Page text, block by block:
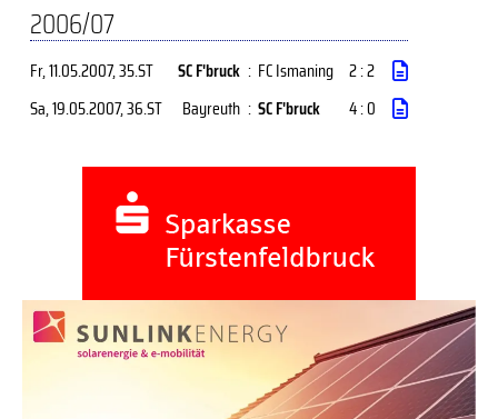
2006/07
Fr, 11.05.2007, 35.ST SC F'bruck : FC Ismaning 2 : 2
Sa, 19.05.2007, 36.ST Bayreuth : SC F'bruck 4 : 0